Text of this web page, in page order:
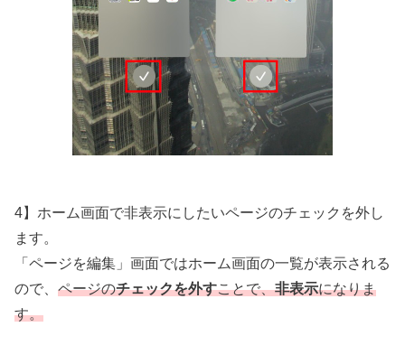
4】ホーム画面で非表示にしたいページのチェックを外し
ます。
「ページを編集」画面ではホーム画面の一覧が表示される
ので、 ページのチェックを外すことで、非表示になりま
す。